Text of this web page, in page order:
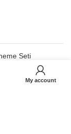
Seti
My account